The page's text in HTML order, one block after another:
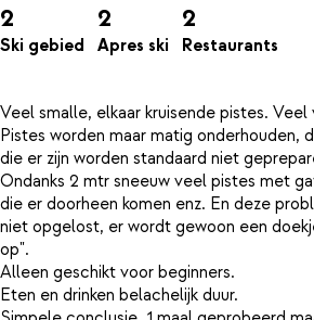
2
Ski gebied
2
Apres ski
2
Restaurants
Veel smalle, elkaar kruisende pistes.
Pistes worden maar matig onderhouden,
die er zijn worden standaard niet
Ondanks 2 mtr sneeuw veel pistes met
die er doorheen komen enz. En deze
niet opgelost, er wordt gewoon een
op".
Alleen geschikt voor beginners.
Eten en drinken belachelijk duur.